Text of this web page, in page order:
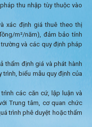
thu nhập tùy thuộc vào
xác định giá thuê theo thị
m²/năm), đảm bảo tính
và các quy định pháp
thẩm định giá và phát hành
biểu mẫu quy định của
các căn cứ, lập luận và
Trung tâm, cơ quan chức
trình phê duyệt hoặc thẩm